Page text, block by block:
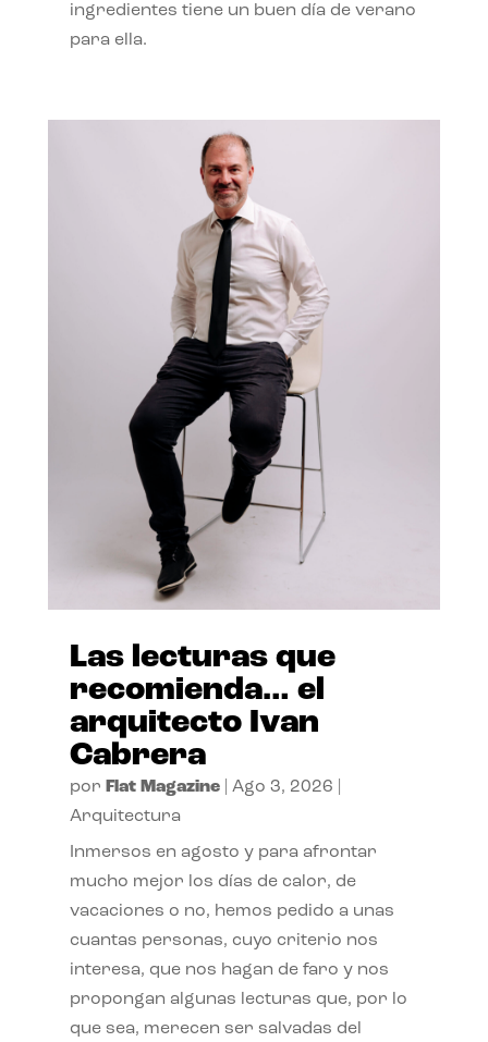
ingredientes tiene un buen día de verano
para ella.
Las lecturas que
recomienda… el
arquitecto Ivan
Cabrera
por Flat Magazine| Ago 3, 2026
Arquitectura
Inmersos en agosto y para afrontar
mucho mejor los días de calor, de
vacaciones o no, hemos pedido a unas
cuantas personas, cuyo criterio nos
interesa, que nos hagan de faro y nos
propongan algunas lecturas que, por lo
que sea, merecen ser salvadas del